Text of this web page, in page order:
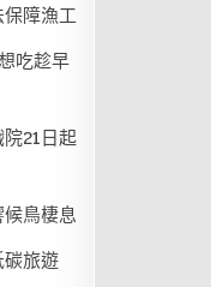
障漁工
吃趁早
21日起
鳥棲息
旅遊